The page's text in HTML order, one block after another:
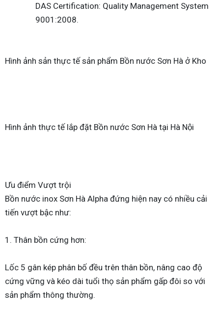
DAS Certification: Quality Management System
9001:2008.
Hình ảnh sản thực tế sản phẩm Bồn nước Sơn Hà ở Kho
Hình ảnh thực tế lắp đặt Bồn nước Sơn Hà tại Hà Nội
Ưu điểm Vượt trội
Bồn nước inox Sơn Hà Alpha đứng hiện nay có nhiều cải
tiến vượt bậc như:
1. Thân bồn cứng hơn:
Lốc 5 gân kép phân bố đều trên thân bồn, nâng cao độ
cứng vững và kéo dài tuổi thọ sản phẩm gấp đôi so với
sản phẩm thông thường.